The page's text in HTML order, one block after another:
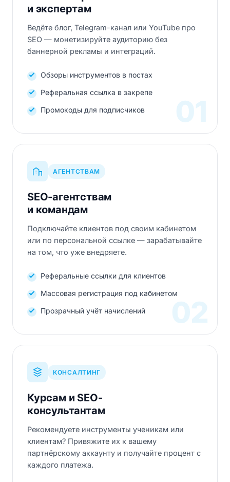
01
и экспертам
Ведёте блог, Telegram-канал или YouTube про
SEO — монетизируйте аудиторию без
баннерной рекламы и интеграций.
Обзоры инструментов в постах
Реферальная ссылка в закрепе
Промокоды для подписчиков
02
АГЕНТСТВАМ
SEO-агентствам
и командам
Подключайте клиентов под своим кабинетом
или по персональной ссылке — зарабатывайте
на том, что уже внедряете.
Реферальные ссылки для клиентов
Массовая регистрация под кабинетом
Прозрачный учёт начислений
КОНСАЛТИНГ
Курсам и SEO-
консультантам
Рекомендуете инструменты ученикам или
клиентам? Привяжите их к вашему
партнёрскому аккаунту и получайте процент с
каждого платежа.